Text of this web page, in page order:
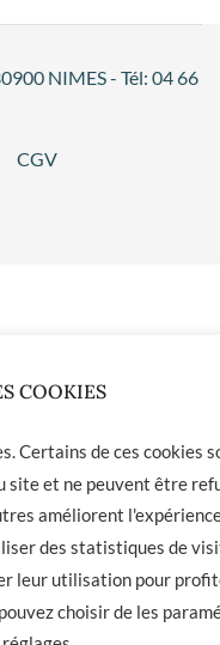
NIMES - Tél: 04 66
CGV
COOKIES
Certains de ces cookies
site et ne peuvent être
améliorent
des statistiques de
leur utilisation pour
choisir de les